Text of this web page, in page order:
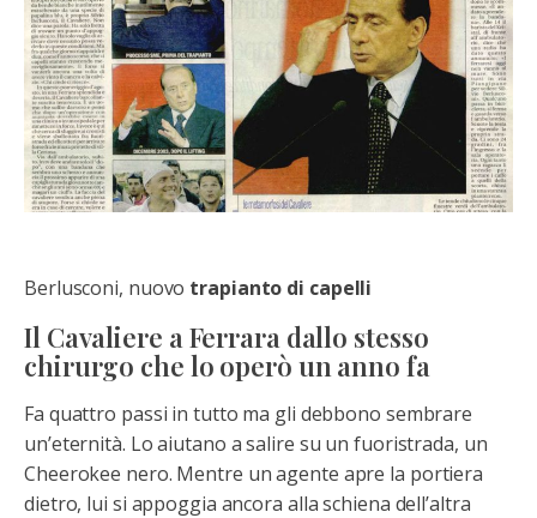
Berlusconi, nuovo trapianto di capelli
Il Cavaliere a Ferrara dallo stesso
chirurgo che lo operò un anno fa
Fa quattro passi in tutto ma gli debbono sembrare
un’eternità. Lo aiutano a salire su un fuoristrada, un
Cheerokee nero. Mentre un agente apre la portiera
dietro, lui si appoggia ancora alla schiena dell’altra